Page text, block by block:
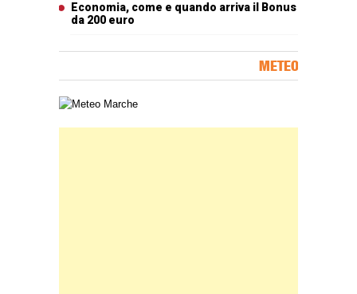
Economia, come e quando arriva il Bonus
da 200 euro
METEO
Carta meteorologica delle Marche